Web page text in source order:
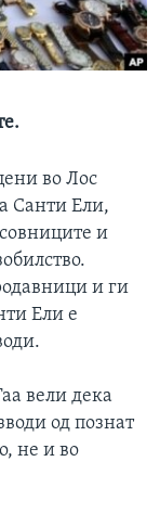
во Лос
Санти Ели,
и
и ги
Ели е
вели дека
од познат
не и во